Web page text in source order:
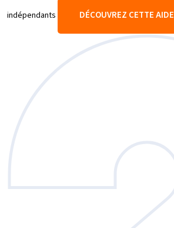
indépendants DÉCOUVREZ CETTE AIDE